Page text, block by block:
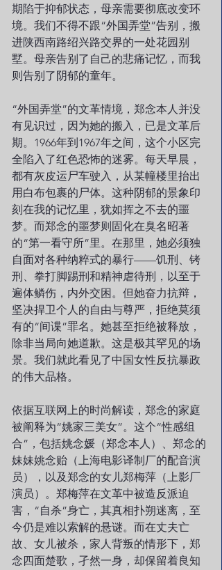
期陷于抑郁状态，母亲需要彻底改变环
境。我们不得不跟“外国弄堂”告别，搬
进陕西南路绍兴路交界的一处花园别
墅。母亲告别了自己的悲痛记忆，而我
则告别了阴郁的童年。
“外国弄堂”的文革情境，郑念本人并没
有见识过，因为她的搬入，已是文革后
期。1966年到1967年之间，这个小区完
全陷入了红色恐怖的迷雾。每天早晨，
都有灰皮运尸车驶入，从某幢楼里抬出
用白布包裹的尸体。这种阴郁的景象印
刻在我的记忆里，犹如挥之不去的噩
梦。而郑念的噩梦则固化在臭名昭著
的“第一看守所”里。在那里，她必须独
自面对各种纳粹式的暴行——饥刑、铐
刑、拳打脚踢刑和精神虐待刑，以至于
遍体鳞伤，内外交困。但她奋力抗辩，
坚决捍卫个人的自由与尊严，拒绝莫须
有的“间谍”罪名。她甚至拒绝被释放，
除非当局向她道歉。这是极其罕见的场
景。我们就此看见了中国女性反抗暴政
的伟大品格。
依据互联网上的时尚解读，郑念的家庭
被阐释为“姚家三美女”。这个“性感组
合”，包括姚念媛（郑念本人）、郑念的
妹妹姚念贻（上海电影译制厂的配音演
员），以及郑念的女儿郑梅萍（上影厂
演员）。郑梅萍在文革中被造反派迫
害，“自杀”身亡，其真相扑朔迷离，至
今仍是难以索解的悬谜。而在丈夫亡
故、女儿被杀，家人背叛的情形下，郑
念四面楚歌，孑然一身，却保留着良知